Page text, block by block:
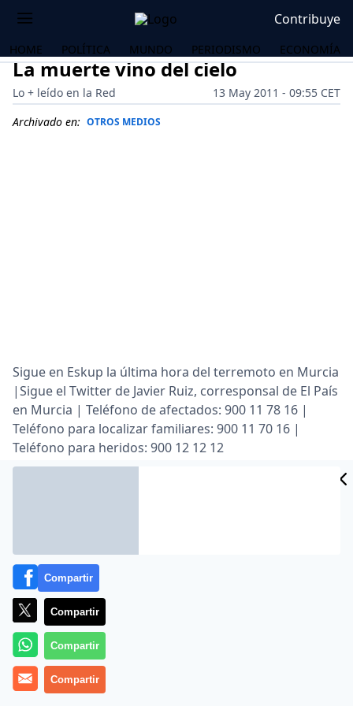
Contribuye
HOME POLÍTICA MUNDO PERIODISMO ECONOMÍA
La muerte vino del cielo
Lo + leído en la Red
13 May 2011 - 09:55 CET
Archivado en: OTROS MEDIOS
Sigue en Eskup la última hora del terremoto en Murcia
|Sigue el Twitter de Javier Ruiz, corresponsal de El País
en Murcia | Teléfono de afectados: 900 11 78 16 |
Teléfono para localizar familiares: 900 11 70 16 |
Teléfono para heridos: 900 12 12 12
MÁS EN OTROS MEDIOS
Compartir
Compartir
Compartir
Compartir